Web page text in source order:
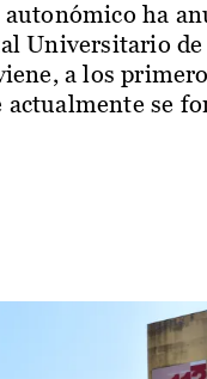
ha
Universitario de
a los
se